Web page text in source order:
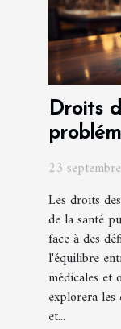
Droits
23
Les droits
de la santé
face à des
l'équilibre
médicales et
explorera les
et...